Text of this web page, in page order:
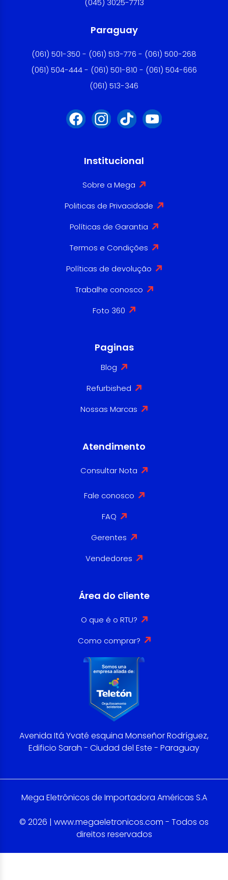
Paraguay
(061) 501-350 - (061) 513-776 - (061) 500-268
(061) 504-444 - (061) 501-810 - (061) 504-666
(061) 513-346
Institucional
Sobre a Mega
Politicas de Privacidade
Políticas de Garantia
Termos e Condições
Políticas de devolução
Trabalhe conosco
Foto 360
Paginas
Blog
Refurbished
Nossas Marcas
Atendimento
Consultar Nota
Fale conosco
FAQ
Gerentes
Vendedores
Área do cliente
O que é o RTU?
Como comprar?
Avenida Itá Yvaté esquina Monseñor Rodríguez,
Edificio Sarah - Ciudad del Este - Paraguay
Mega Eletrônicos de Importadora Américas S.A
© 2026 | www.megaeletronicos.com - Todos os
direitos reservados